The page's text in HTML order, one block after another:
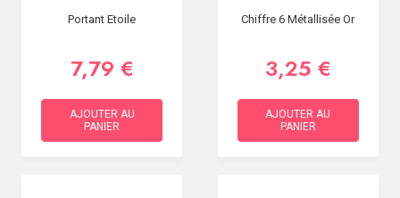
Portant Etoile
7,79 €
AJOUTER AU
PANIER
Chiffre 6 Métallisée Or
3,25 €
AJOUTER AU
PANIER